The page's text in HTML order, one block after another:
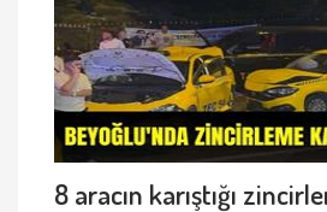
8 aracın karıştığı